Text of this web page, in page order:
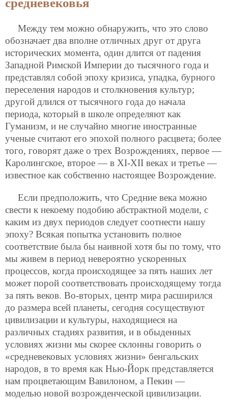
Между тем можно обнаружить, что это слово
обозначает два вполне отличных друг от друга
исторических момента, один длится от падения
Западной Римской Империи до тысячного года и
представлял собой эпоху кризиса, упадка, бурного
переселения народов и столкновения культур;
другой длился от тысячного года до начала
периода, который в школе определяют как
Гуманизм, и не случайно многие иностранные
ученые считают его эпохой полного расцвета; более
того, говорят даже о трех Возрождениях, первое —
Каролингское, второе — в XI-XII веках и третье —
известное как собственно настоящее Возрождение.
Если предположить, что Средние века можно
свести к некоему подобию абстрактной модели, с
каким из двух периодов следует соотнести нашу
эпоху? Всякая попытка установить полное
соответствие была бы наивной хотя бы по тому, что
мы живем в период невероятно ускоренных
процессов, когда происходящее за пять наших лет
может порой соответствовать происходящему тогда
за пять веков. Во-вторых, центр мира расширился
до размера всей планеты, сегодня сосуществуют
цивилизации и культуры, находящиеся на
различных стадиях развития, и в обыденных
условиях жизни мы скорее склонны говорить о
«средневековых условиях жизни» бенгальских
народов, в то время как Нью-Йорк представляется
нам процветающим Вавилоном, а Пекин —
моделью новой возрожденческой цивилизации.